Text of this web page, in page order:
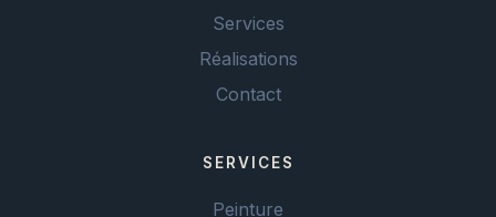
Services
Réalisations
Contact
SERVICES
Peinture